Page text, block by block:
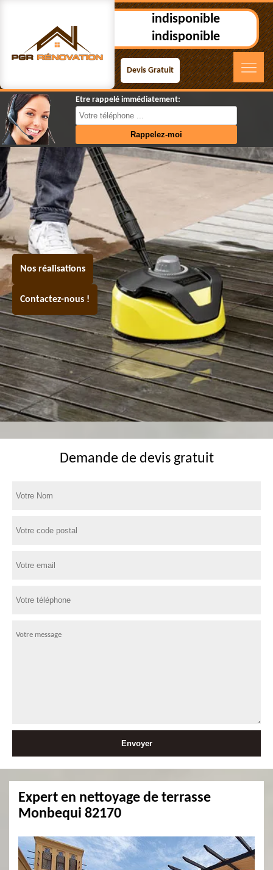
indisponible
indisponible
Devis Gratuit
Etre rappelé immédiatement:
Nos réalisations
Contactez-nous !
Demande de devis gratuit
Expert en nettoyage de terrasse
Monbequi 82170